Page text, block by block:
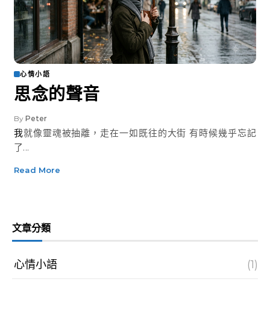
心情小語
思念的聲音
By Peter
我就像靈魂被抽離，走在一如既往的大街 有時候幾乎忘記
了...
Read More
文章分類
心情小語 (1)